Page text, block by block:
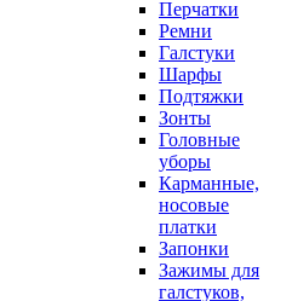
Перчатки
Ремни
Галстуки
Шарфы
Подтяжки
Зонты
Головные
уборы
Карманные,
носовые
платки
Запонки
Зажимы для
галстуков,